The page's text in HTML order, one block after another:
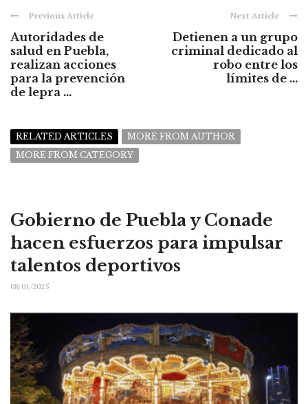
Previous Article
Autoridades de
salud en Puebla,
realizan acciones
para la prevención
de lepra ...
Next Article
Detienen a un grupo
criminal dedicado al
robo entre los
límites de ...
RELATED ARTICLES
MORE FROM AUTHOR
MORE FROM CATEGORY
Gobierno de Puebla y Conade
hacen esfuerzos para impulsar
talentos deportivos
08/01/2025